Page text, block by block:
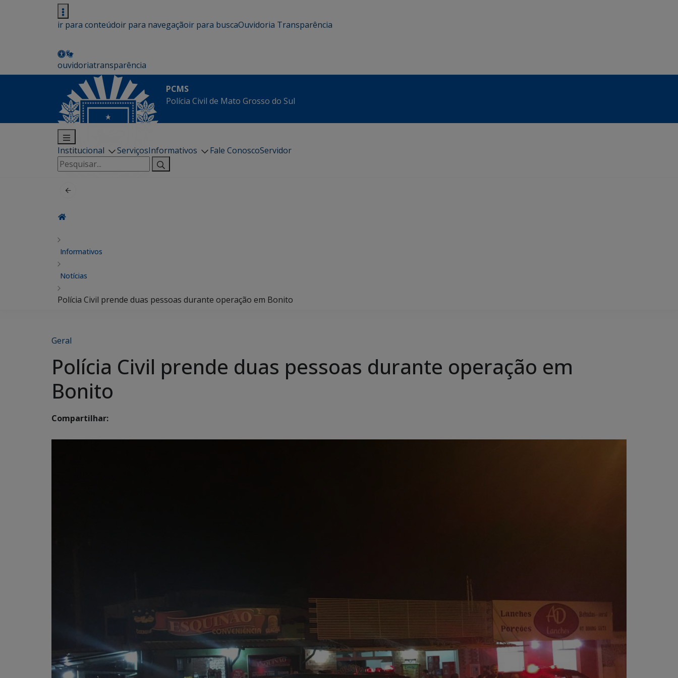
ir para conteúdoir para navegaçãoir para buscaOuvidoria Transparência
ouvidoriatransparência
PCMS
Polícia Civil de Mato Grosso do Sul
Institucional ServiçosInformativos Fale ConoscoServidor
Pesquisar
por:
Informativos
Notícias
Polícia Civil prende duas pessoas durante operação em Bonito
Geral
Polícia Civil prende duas pessoas durante operação em
Bonito
Compartilhar: